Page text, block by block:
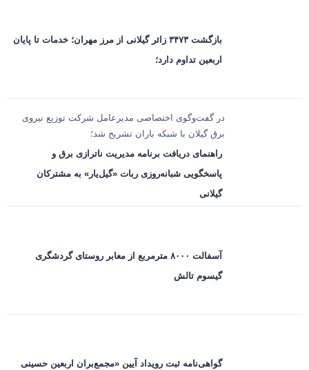
بازگشت ۳۴۷۳ زائر گیلانی از مرز مهران؛ خدمات تا پایان
اربعین تداوم دارد؛
در گفت‌وگوی اختصاصی مدیرعامل شرکت توزیع نیروی
برق گیلان با شبکه باران تشریح شد؛
راهنمای دریافت برنامه مدیریت ناترازی برق و
پاسخگویی شبانه‌روزی ربات «گیل‌یار» به مشترکان
گیلانی
آسفالت ۸۰۰۰ مترمربع از معابر روستای گردشگری
گیسوم تالش
گواهی‌نامه ثبت رویداد آیین «مجمع‌بران اربعین حسینی